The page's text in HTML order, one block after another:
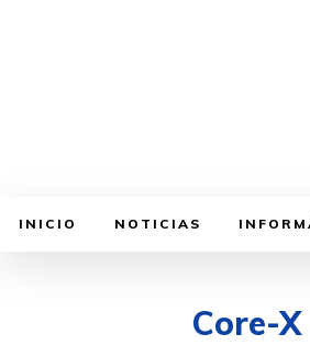
INICIO NOTICIAS
Core-X